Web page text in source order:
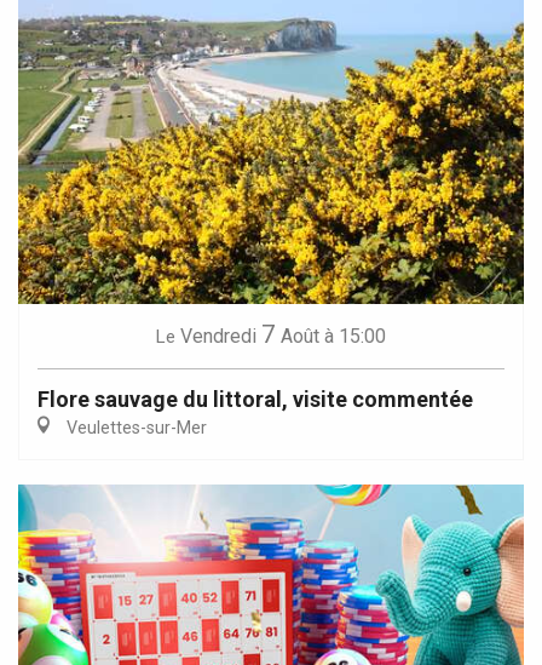
Le Vendredi 7 Août à 15:00
Flore sauvage du littoral, visite commentée
Veulettes-sur-Mer